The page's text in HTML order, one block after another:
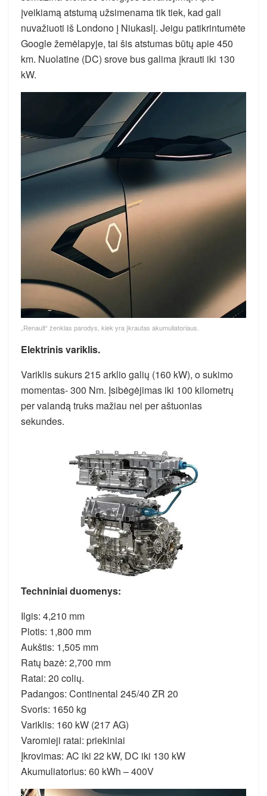
įveikiamą atstumą užsimenama tik tiek, kad gali
nuvažiuoti iš Londono į Niukaslį. Jeigu patikrintumėte
Google žemėlapyje, tai šis atstumas būtų apie 450
km. Nuolatine (DC) srove bus galima įkrauti iki 130
kW.
„Renault“ ženklas parodys, kiek yra įkrautas akumuliatoriaus.
Elektrinis variklis.
Variklis sukurs 215 arklio galių (160 kW), o sukimo
momentas- 300 Nm. Įsibėgėjimas iki 100 kilometrų
per valandą truks mažiau nei per aštuonias
sekundes.
Techniniai duomenys:
Ilgis: 4,210 mm
Plotis: 1,800 mm
Aukštis: 1,505 mm
Ratų bazė: 2,700 mm
Ratai: 20 colių.
Padangos: Continental 245/40 ZR 20
Svoris: 1650 kg
Variklis: 160 kW (217 AG)
Varomieji ratai: priekiniai
Įkrovimas: AC iki 22 kW, DC iki 130 kW
Akumuliatorius: 60 kWh – 400V